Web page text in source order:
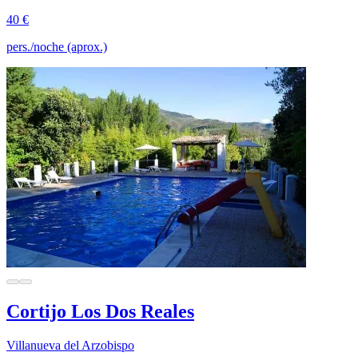
40 €
pers./noche (aprox.)
Cortijo Los Dos Reales
Villanueva del Arzobispo